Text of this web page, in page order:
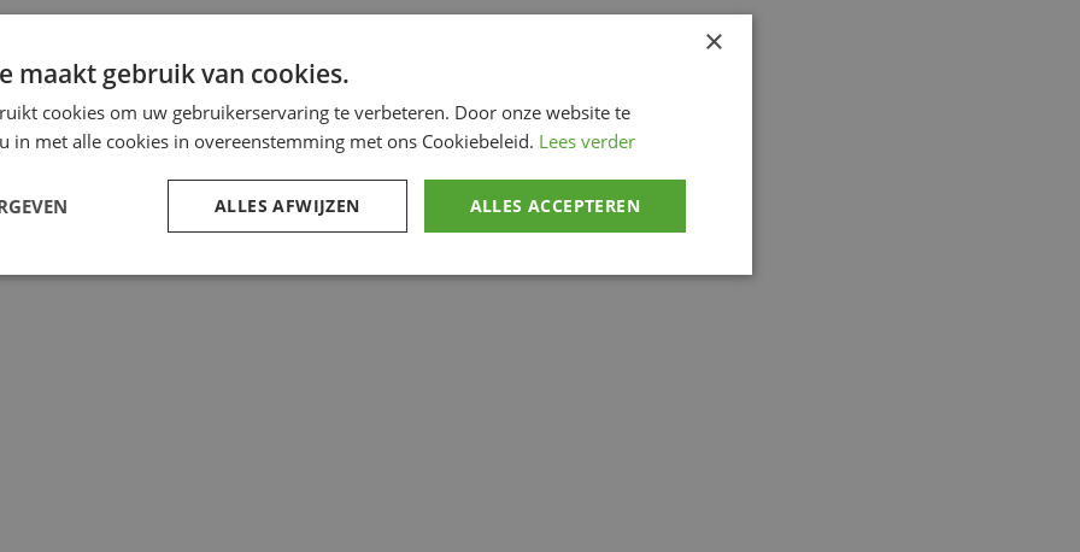
×
maakt gebruik van cookies.
cookies om uw gebruikerservaring te verbeteren. Door onze website te
in met alle cookies in overeenstemming met ons Cookiebeleid. Lees verder
ALLES ACCEPTEREN
ALLES AFWIJZEN